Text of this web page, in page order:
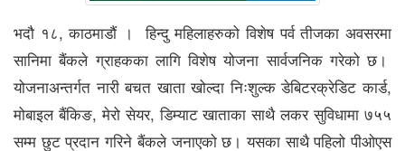
भदौ १८, काठमाडौं । हिन्दु महिलाहरुको विशेष पर्व तीजका अवसरमा
सानिमा बैंकले ग्राहकका लागि विशेष योजना सार्वजनिक गरेको छ।
योजनाअन्तर्गत नारी बचत खाता खोल्दा निःशुल्क डेबिटरक्रेडिट कार्ड,
मोबाइल बैंकिङ, मेरो सेयर, डिम्याट खाताका साथै लकर सुविधामा ७५५
सम्म छुट प्रदान गरिने बैंकले जनाएको छ। यसका साथै पहिलो पीओएस